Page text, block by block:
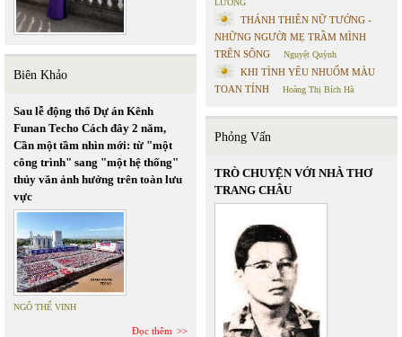
Biên Khảo
Sau lễ động thổ Dự án Kênh
Funan Techo Cách đây 2 năm,
Cần một tầm nhìn mới: từ "một
công trình" sang "một hệ thống"
thủy văn ảnh hưởng trên toàn lưu
vực
NGÔ THẾ VINH
Đọc thêm
LƯƠNG
THÁNH THIÊN NỮ TƯỚNG -
NHỮNG NGƯỜI MẸ TRẦM MÌNH
TRÊN SÔNG
Nguyệt Quỳnh
KHI TÌNH YÊU NHUỐM MÀU
TOAN TÍNH
Hoàng Thị Bích Hà
Phỏng Vấn
TRÒ CHUYỆN VỚI NHÀ THƠ
TRANG CHÂU